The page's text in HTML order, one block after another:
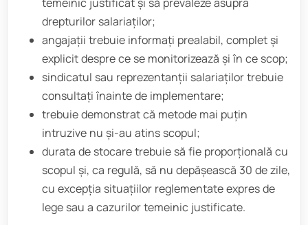
drepturilor salariaților;
angajații trebuie informați prealabil, complet și
explicit despre ce se monitorizează și în ce scop;
sindicatul sau reprezentanții salariaților trebuie
consultați înainte de implementare;
trebuie demonstrat că metode mai puțin
intruzive nu și-au atins scopul;
durata de stocare trebuie să fie proporțională cu
scopul și, ca regulă, să nu depășească 30 de zile,
cu excepția situațiilor reglementate expres de
lege sau a cazurilor temeinic justificate.